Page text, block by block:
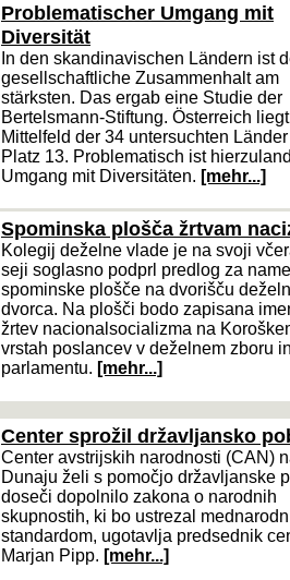
Problematischer Umgang mit
Diversität
In den skandinavischen Ländern ist
gesellschaftliche Zusammenhalt am
stärksten. Das ergab eine Studie der
Bertelsmann-Stiftung. Österreich
Mittelfeld der 34 untersuchten
Platz 13. Problematisch ist
Umgang mit Diversitäten. [mehr...]
Spominska plošča žrtvam
Kolegij deželne vlade je na svoji
seji soglasno podprl predlog za
spominske plošče na dvorišču
dvorca. Na plošči bodo zapisana
žrtev nacionalsocializma na
vrstah poslancev v deželnem zboru
parlamentu. [mehr...]
Center sprožil državljansko
Center avstrijskih narodnosti (CAN)
Dunaju želi s pomočjo državljanske
doseči dopolnilo zakona o narodnih
skupnostih, ki bo ustrezal
standardom, ugotavlja predsednik
Marjan Pipp. [mehr...]